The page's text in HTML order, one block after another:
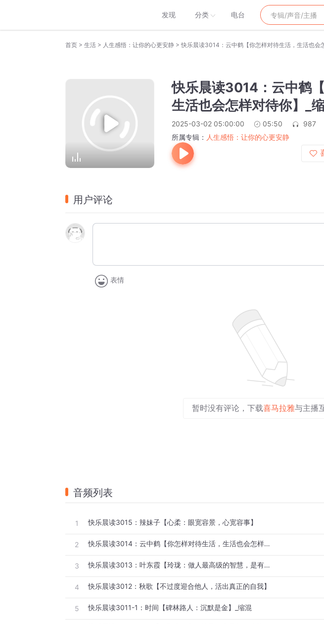
发现 分类 电台
首页 > 生活 > 人生感悟：让你的心更安静 >
快乐晨读3014：云中鹤
生活也会怎样对待你】_
2025-03-02 05:00:00 05:50
987
所属专辑： 人生感悟：让你的心更安静
用户评论
表情
暂时没有评论，下载喜马拉雅与主播
音频列表
1 快乐晨读3015：辣妹子【心柔：眼宽容景，心宽容事】
2 快乐晨读3014：云中鹤【你怎样对待生活，生活也会怎样对待你】_缩混
3 快乐晨读3013：叶东霞【玲珑：做人最高级的智慧，是有分寸感】
4 快乐晨读3012：秋歌【不过度迎合他人，活出真正的自我】
5 快乐晨读3011-1：时间【碑林路人：沉默是金】_缩混